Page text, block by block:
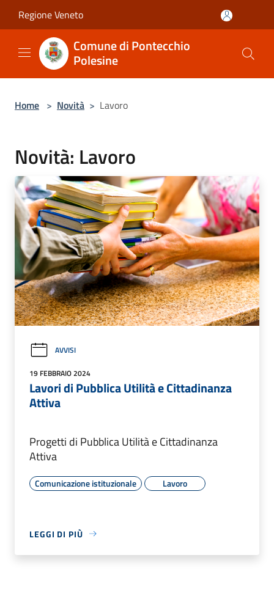
Regione Veneto
Comune di Pontecchio
Polesine
Home > Novità > Lavoro
Novità: Lavoro
AVVISI
19 FEBBRAIO 2024
Lavori di Pubblica Utilità e Cittadinanza
Attiva
Progetti di Pubblica Utilità e Cittadinanza
Attiva
Comunicazione istituzionale Lavoro
LEGGI DI PIÙ